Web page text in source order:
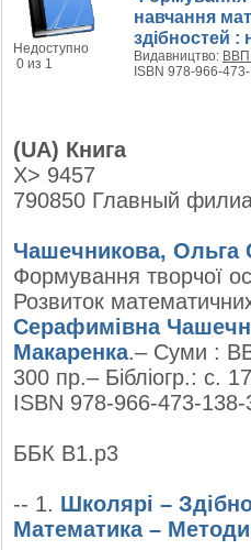
Недоступно
0 из 1
навчання
здібностей :
Видавництво: ВВП
ISBN 978-966-
(UA) Книга
X> 9457
790850 Главный
Чашечникова, Ольга
Формування творчої
Розвиток
Серафимівна
Макаренка.– Суми :
300 пр.– Бібліогр.: с.
ISBN 978-966-473-
ББК В1.р3
-- 1. Школярі –
Математика –